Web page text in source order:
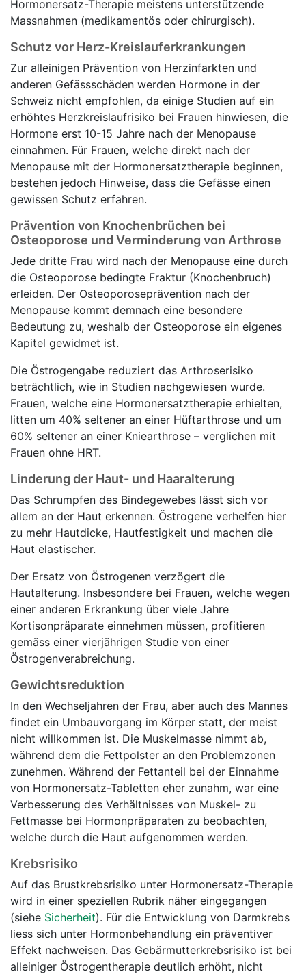
Hormonersatz-Therapie meistens unterstützende
Massnahmen (medikamentös oder chirurgisch).
Schutz vor Herz-Kreislauferkrankungen
Zur alleinigen Prävention von Herzinfarkten und
anderen Gefässschäden werden Hormone in der
Schweiz nicht empfohlen, da einige Studien auf ein
erhöhtes Herzkreislaufrisiko bei Frauen hinwiesen, die
Hormone erst 10-15 Jahre nach der Menopause
einnahmen. Für Frauen, welche direkt nach der
Menopause mit der Hormonersatztherapie beginnen,
bestehen jedoch Hinweise, dass die Gefässe einen
gewissen Schutz erfahren.
Prävention von Knochenbrüchen bei
Osteoporose und Verminderung von Arthrose
Jede dritte Frau wird nach der Menopause eine durch
die Osteoporose bedingte Fraktur (Knochenbruch)
erleiden. Der Osteoporoseprävention nach der
Menopause kommt demnach eine besondere
Bedeutung zu, weshalb der Osteoporose ein eigenes
Kapitel gewidmet ist.
Die Östrogengabe reduziert das Arthroserisiko
beträchtlich, wie in Studien nachgewiesen wurde.
Frauen, welche eine Hormonersatztherapie erhielten,
litten um 40% seltener an einer Hüftarthrose und um
60% seltener an einer Kniearthrose – verglichen mit
Frauen ohne HRT.
Linderung der Haut- und Haaralterung
Das Schrumpfen des Bindegewebes lässt sich vor
allem an der Haut erkennen. Östrogene verhelfen hier
zu mehr Hautdicke, Hautfestigkeit und machen die
Haut elastischer.
Der Ersatz von Östrogenen verzögert die
Hautalterung. Insbesondere bei Frauen, welche wegen
einer anderen Erkrankung über viele Jahre
Kortisonpräparate einnehmen müssen, profitieren
gemäss einer vierjährigen Studie von einer
Östrogenverabreichung.
Gewichtsreduktion
In den Wechseljahren der Frau, aber auch des Mannes
findet ein Umbauvorgang im Körper statt, der meist
nicht willkommen ist. Die Muskelmasse nimmt ab,
während dem die Fettpolster an den Problemzonen
zunehmen. Während der Fettanteil bei der Einnahme
von Hormonersatz-Tabletten eher zunahm, war eine
Verbesserung des Verhältnisses von Muskel- zu
Fettmasse bei Hormonpräparaten zu beobachten,
welche durch die Haut aufgenommen werden.
Krebsrisiko
Auf das Brustkrebsrisiko unter Hormonersatz-Therapie
wird in einer speziellen Rubrik näher eingegangen
(siehe Sicherheit). Für die Entwicklung von Darmkrebs
liess sich unter Hormonbehandlung ein präventiver
Effekt nachweisen. Das Gebärmutterkrebsrisiko ist bei
alleiniger Östrogentherapie deutlich erhöht, nicht